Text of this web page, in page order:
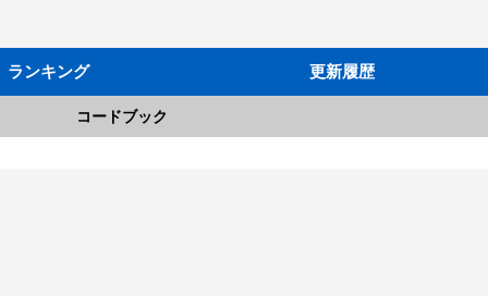
ランキング 更新履歴
コードブック